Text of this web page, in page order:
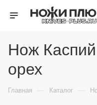
Нож
орех
Главная — Каталог —